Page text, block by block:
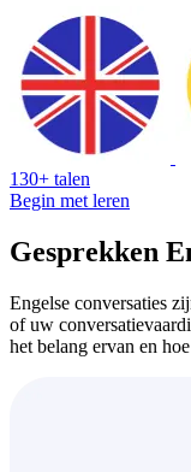
130+ talen
Begin met leren
Gesprekken
Engelse conversaties
of uw
het belang ervan en